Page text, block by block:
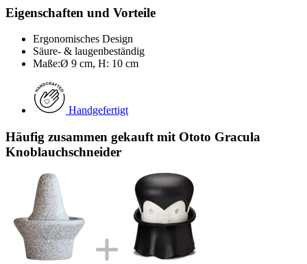
Eigenschaften und Vorteile
Ergonomisches Design
Säure- & laugenbeständig
Maße:Ø 9 cm, H: 10 cm
Handgefertigt
Häufig zusammen gekauft mit Ototo Gracula
Knoblauchschneider